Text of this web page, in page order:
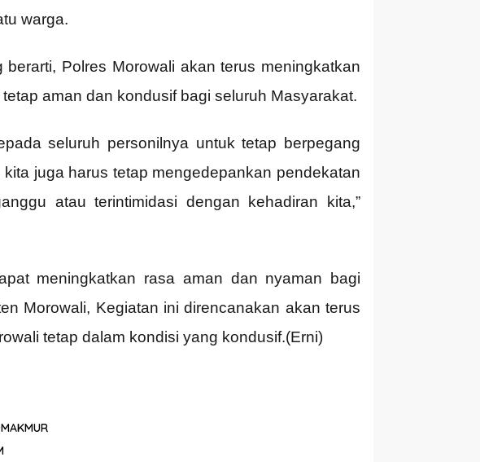
warga.
Polres Morowali akan terus meningkatkan
aman dan kondusif bagi seluruh Masyarakat.
seluruh personilnya untuk tetap berpegang
juga harus tetap mengedepankan pendekatan
atau terintimidasi dengan kehadiran kita,”
meningkatkan rasa aman dan nyaman bagi
Morowali, Kegiatan ini direncanakan akan terus
tetap dalam kondisi yang kondusif.(Erni)